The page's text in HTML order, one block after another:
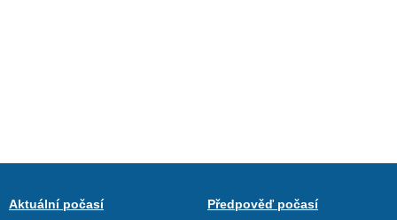
Aktuální počasí
Předpověď počasí